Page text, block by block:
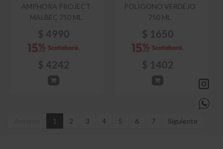
AMPHORA PROJECT
MALBEC 750 ML
$ 4990
$ 4242
POLIGONO VERDEJO
750 ML
$ 1650
$ 1402
1 2 3 4 5 6 7 Siguiente